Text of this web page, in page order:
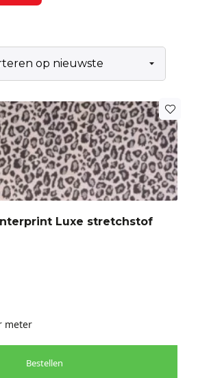
Luxe stretchstof
meter
Bestellen